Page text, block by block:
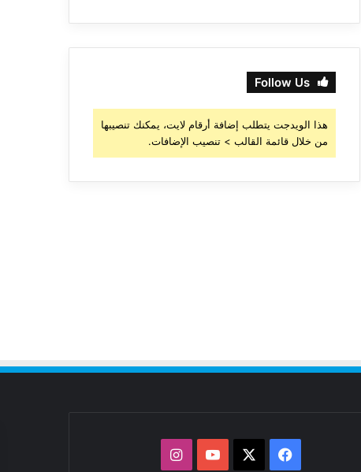
Follow Us
هذا الويدجت يتطلب إضافة أرقام لايت، يمكنك تنصيبها
من خلال قائمة القالب > تنصيب الإضافات.
فيسبوك ‫YouTubeانستقرام